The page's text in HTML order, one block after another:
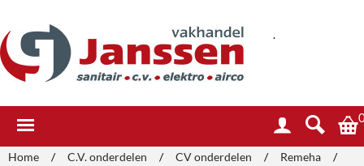
.
Home / C.V. onderdelen / CV onderdelen / Remeha
/